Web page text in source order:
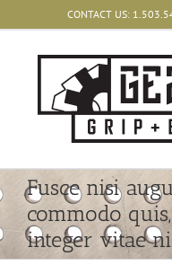
to
CONTACT US:
Fusce nisi
commodo
integer vitae